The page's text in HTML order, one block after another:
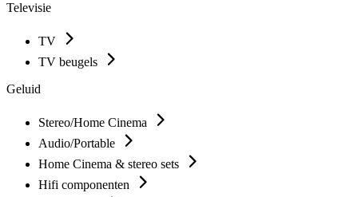
Televisie
TV
TV beugels
Geluid
Stereo/Home Cinema
Audio/Portable
Home Cinema & stereo sets
Hifi componenten